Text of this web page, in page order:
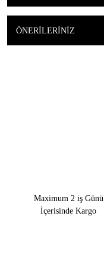
ÖNERILERINIZ
Maximum 2 iş Günü
İçerisinde Kargo